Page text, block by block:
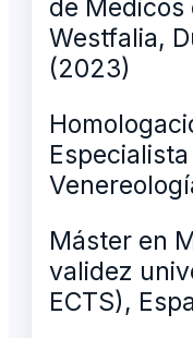
de Médicos
Westfalia,
(2023)
Máster en
validez
ECTS),